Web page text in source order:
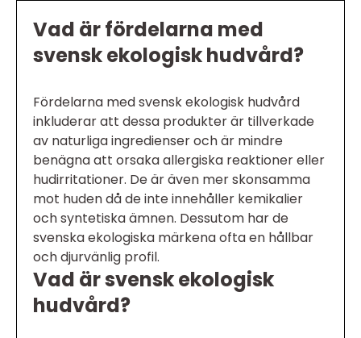
Vad är fördelarna med
svensk ekologisk hudvård?
Fördelarna med svensk ekologisk hudvård
inkluderar att dessa produkter är tillverkade
av naturliga ingredienser och är mindre
benägna att orsaka allergiska reaktioner eller
hudirritationer. De är även mer skonsamma
mot huden då de inte innehåller kemikalier
och syntetiska ämnen. Dessutom har de
svenska ekologiska märkena ofta en hållbar
och djurvänlig profil.
Vad är svensk ekologisk
hudvård?